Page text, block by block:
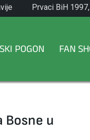
Prvaci BiH
POGON FAN
Bosne u